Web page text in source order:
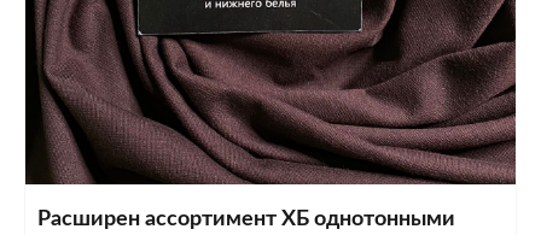
Расширен ассортимент ХБ однотонными